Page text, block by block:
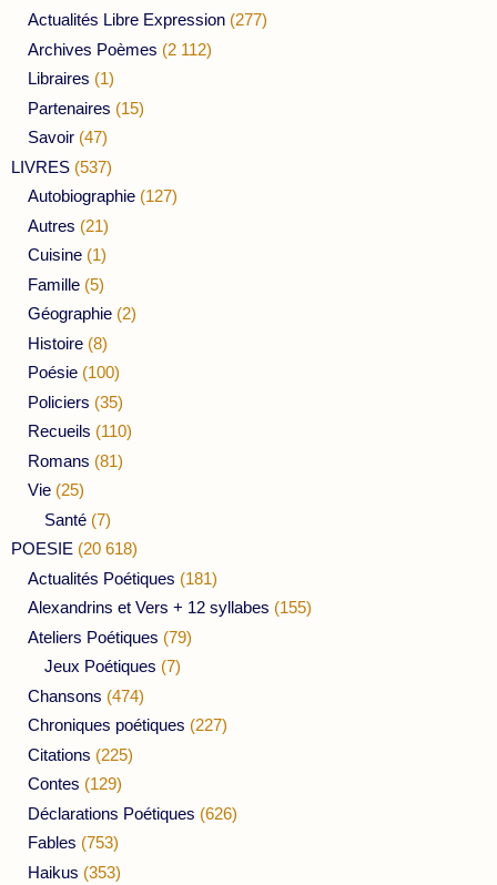
Actualités Libre Expression (277)
Archives Poèmes (2 112)
Libraires (1)
Partenaires (15)
Savoir (47)
LIVRES (537)
Autobiographie (127)
Autres (21)
Cuisine (1)
Famille (5)
Géographie (2)
Histoire (8)
Poésie (100)
Policiers (35)
Recueils (110)
Romans (81)
Vie (25)
Santé (7)
POESIE (20 618)
Actualités Poétiques (181)
Alexandrins et Vers + 12 syllabes (155)
Ateliers Poétiques (79)
Jeux Poétiques (7)
Chansons (474)
Chroniques poétiques (227)
Citations (225)
Contes (129)
Déclarations Poétiques (626)
Fables (753)
Haikus (353)